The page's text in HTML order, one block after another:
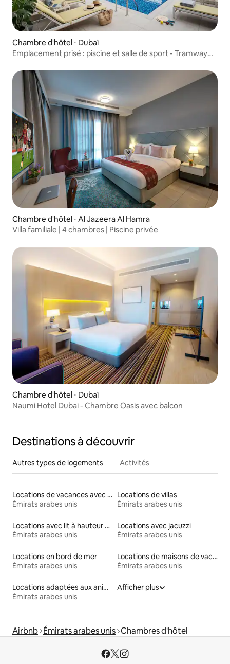
Chambre d'hôtel ⋅ Dubaï
Emplacement prisé : piscine et salle de sport - Tramway
Chambre d'hôtel ⋅ Al Jazeera Al Hamra
Villa familiale | 4 chambres | Piscine privée
Chambre d'hôtel ⋅ Dubaï
Naumi Hotel Dubai - Chambre Oasis avec balcon
Destinations à découvrir
Autres types de logements Activités
Locations de vacances avec piscine
Émirats arabes unis
Locations de villas
Émirats arabes unis
Locations avec lit à hauteur adaptée
Émirats arabes unis
Locations avec jacuzzi
Émirats arabes unis
Locations en bord de mer
Émirats arabes unis
Locations de maisons de vacances
Émirats arabes unis
Locations adaptées aux animaux
Émirats arabes unis
Afficher plus
Airbnb Émirats arabes unis Chambres d'hôtel